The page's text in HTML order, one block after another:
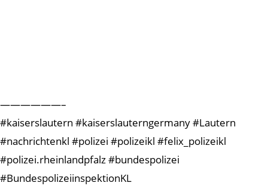
——————–
#kaiserslautern #kaiserslauterngermany #Lautern
#nachrichtenkl #polizei #polizeikl #felix_polizeikl
#polizei.rheinlandpfalz #bundespolizei
#BundespolizeiinspektionKL